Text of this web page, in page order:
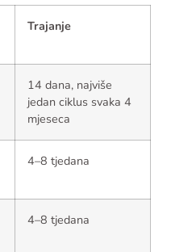
Trajanje
14 dana, najviše
jedan ciklus svaka 4
mjeseca
4–8 tjedana
4–8 tjedana